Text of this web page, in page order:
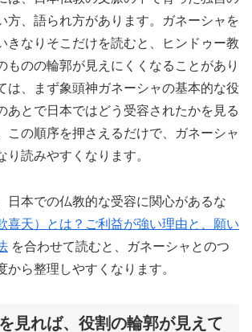
方、語られ方があります。ガネーシャを
きなりそこだけを読むと、ヒンドゥー教
ものの輪郭が見えにくくなることがあり
は、まず象頭神ガネーシャの基本的な役
あとで日本ではどう受容されたかを見る
この順序を押さえるだけで、ガネーシャ
り読みやすくなります。
日本での仏教的な受容に関心があるな
喜天）とは？ご利益が強い理由と、願い
を合わせて読むと、ガネーシャとのつ
から整理しやすくなります。
見れば、役割の輪郭が見えて